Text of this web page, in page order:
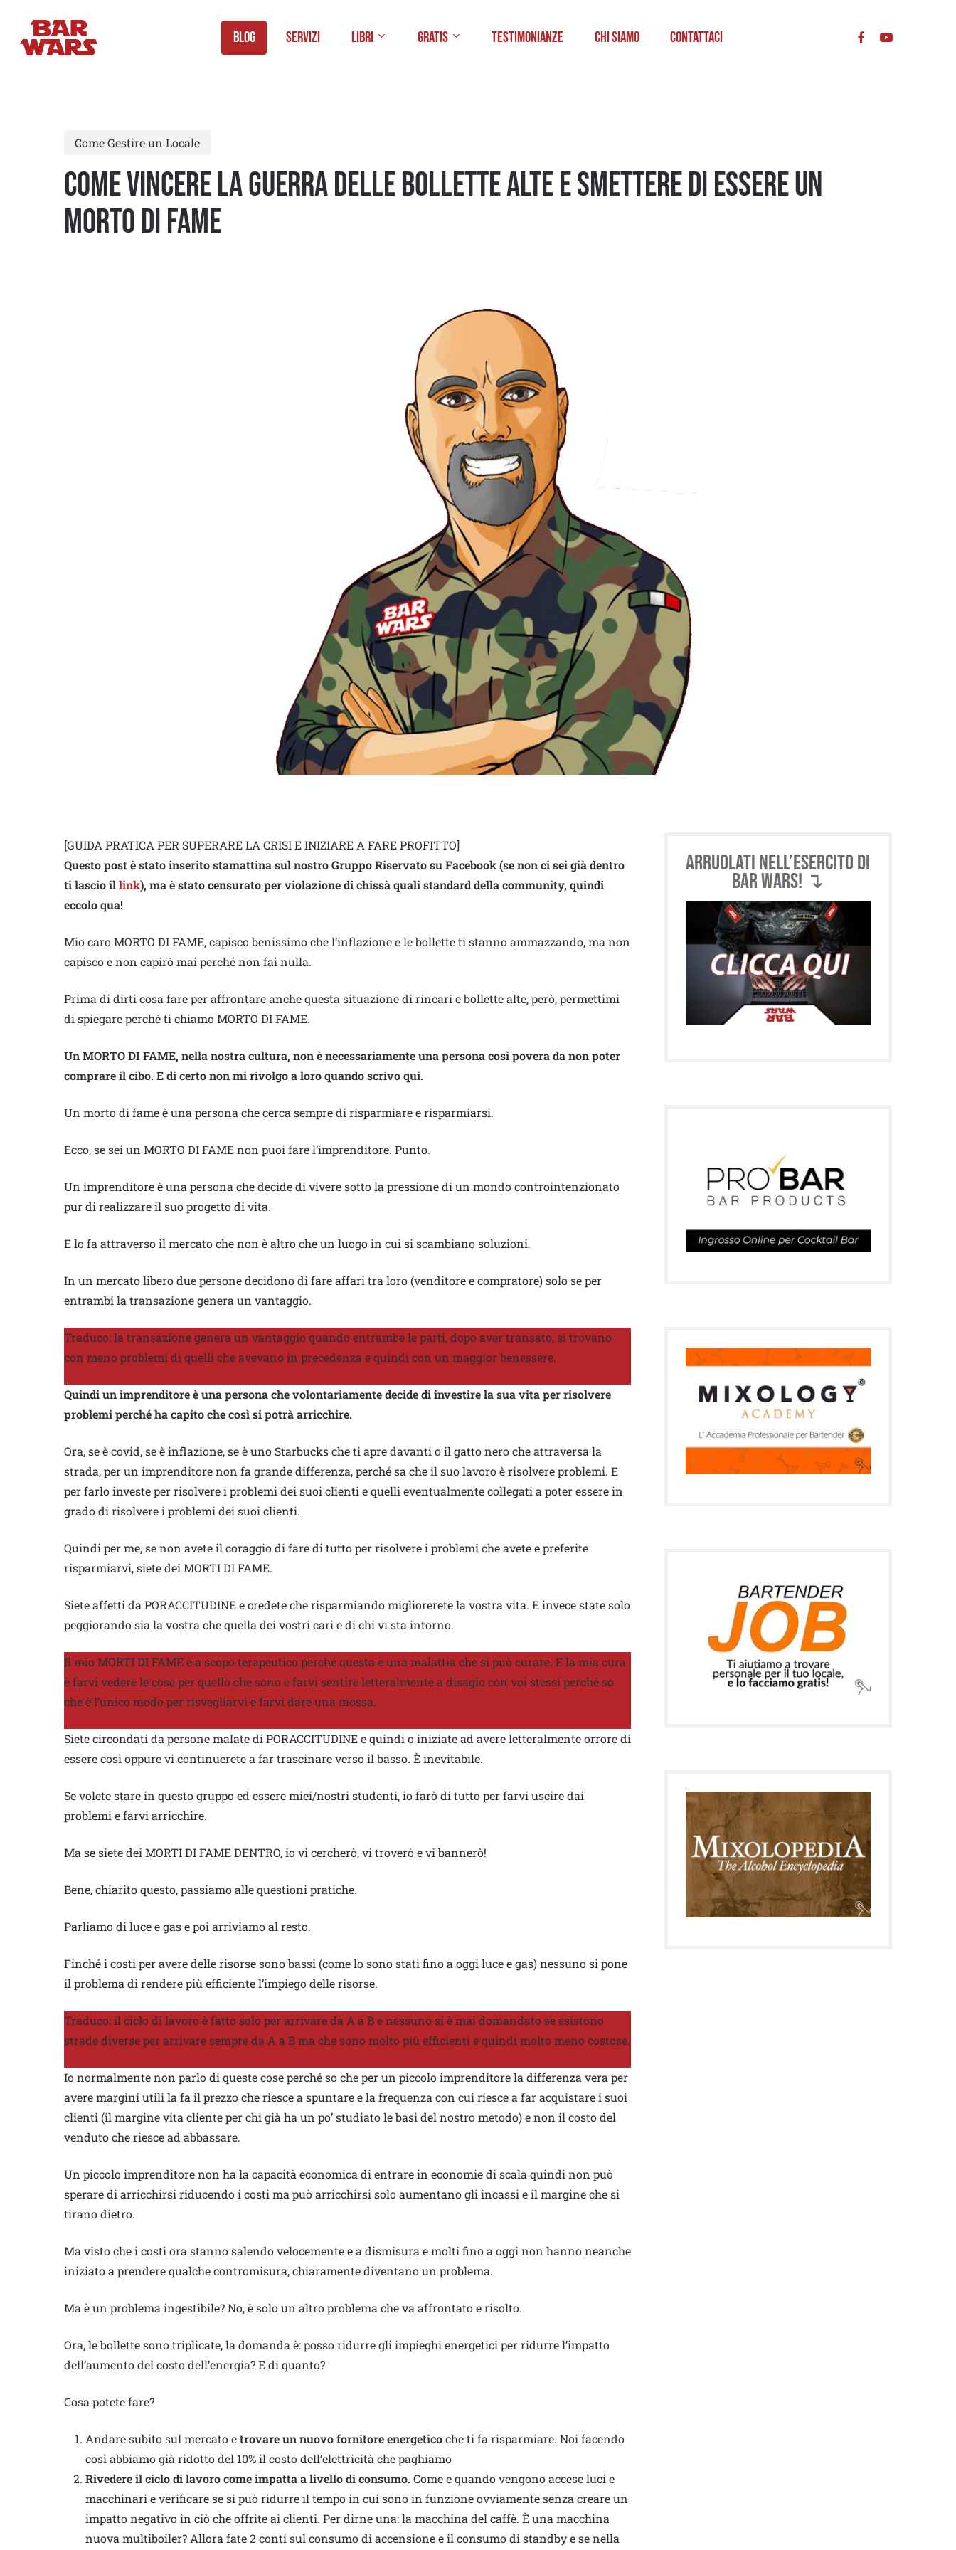
main
Blog Servizi Libri Gratis Testimonianze Chi Siamo Contattaci
Come Gestire un Locale
COME VINCERE LA GUERRA DELLE BOLLETTE ALTE E SMETTERE DI ESSERE UN
MORTO DI FAME
[GUIDA PRATICA PER SUPERARE LA CRISI E INIZIARE A FARE PROFITTO]
Questo post è stato inserito stamattina sul nostro Gruppo Riservato su Facebook (se non ci sei già dentro
ti lascio illink), ma è stato censurato per violazione di chissà quali standard della community, quindi
eccolo qua!
Mio caro MORTO DI FAME, capisco benissimo che l’inflazione e le bollette ti stanno ammazzando, ma non
capisco e non capirò mai perché non fai nulla.
Prima di dirti cosa fare per affrontare anche questa situazione di rincari e bollette alte, però, permettimi
di spiegare perché ti chiamo MORTO DI FAME.
Un MORTO DI FAME, nella nostra cultura, non è necessariamente una persona così povera da non poter
comprare il cibo. E di certo non mi rivolgo a loro quando scrivo qui.
Un morto di fame è una persona che cerca sempre di risparmiare e risparmiarsi.
Ecco, se sei un MORTO DI FAME non puoi fare l’imprenditore. Punto.
Un imprenditore è una persona che decide di vivere sotto la pressione di un mondo controintenzionato
pur di realizzare il suo progetto di vita.
E lo fa attraverso il mercato che non è altro che un luogo in cui si scambiano soluzioni.
In un mercato libero due persone decidono di fare affari tra loro (venditore e compratore) solo se per
entrambi la transazione genera un vantaggio.
Traduco: la transazione genera un vantaggio quando entrambe le parti, dopo aver transato, si trovano
con meno problemi di quelli che avevano in precedenza e quindi con un maggior benessere.
Quindi un imprenditore è una persona che volontariamente decide di investire la sua vita per risolvere
problemi perché ha capito che così si potrà arricchire.
Ora, se è covid, se è inflazione, se è uno Starbucks che ti apre davanti o il gatto nero che attraversa la
strada, per un imprenditore non fa grande differenza, perché sa che il suo lavoro è risolvere problemi. E
per farlo investe per risolvere i problemi dei suoi clienti e quelli eventualmente collegati a poter essere in
grado di risolvere i problemi dei suoi clienti.
Quindi per me, se non avete il coraggio di fare di tutto per risolvere i problemi che avete e preferite
risparmiarvi, siete dei MORTI DI FAME.
Siete affetti da PORACCITUDINE e credete che risparmiando migliorerete la vostra vita. E invece state solo
peggiorando sia la vostra che quella dei vostri cari e di chi vi sta intorno.
Il mio MORTI DI FAME è a scopo terapeutico perché questa è una malattia che si può curare. E la mia cura
è farvi vedere le cose per quello che sono e farvi sentire letteralmente a disagio con voi stessi perché so
che è l’unico modo per risvegliarvi e farvi dare una mossa.
Siete circondati da persone malate di PORACCITUDINE e quindi o iniziate ad avere letteralmente orrore di
essere così oppure vi continuerete a far trascinare verso il basso. È inevitabile.
Se volete stare in questo gruppo ed essere miei/nostri studenti, io farò di tutto per farvi uscire dai
problemi e farvi arricchire.
Ma se siete dei MORTI DI FAME DENTRO, io vi cercherò, vi troverò e vi bannerò!
Bene, chiarito questo, passiamo alle questioni pratiche.
Parliamo di luce e gas e poi arriviamo al resto.
Finché i costi per avere delle risorse sono bassi (come lo sono stati fino a oggi luce e gas) nessuno si pone
il problema di rendere più efficiente l’impiego delle risorse.
Traduco: il ciclo di lavoro è fatto solo per arrivare da A a B e nessuno si è mai domandato se esistono
strade diverse per arrivare sempre da A a B ma che sono molto più efficienti e quindi molto meno costose.
Io normalmente non parlo di queste cose perché so che per un piccolo imprenditore la differenza vera per
avere margini utili la fa il prezzo che riesce a spuntare e la frequenza con cui riesce a far acquistare i suoi
clienti (il margine vita cliente per chi già ha un po’ studiato le basi del nostro metodo) e non il costo del
venduto che riesce ad abbassare.
Un piccolo imprenditore non ha la capacità economica di entrare in economie di scala quindi non può
sperare di arricchirsi riducendo i costi ma può arricchirsi solo aumentano gli incassi e il margine che si
tirano dietro.
Ma visto che i costi ora stanno salendo velocemente e a dismisura e molti fino a oggi non hanno neanche
iniziato a prendere qualche contromisura, chiaramente diventano un problema.
Ma è un problema ingestibile? No, è solo un altro problema che va affrontato e risolto.
Ora, le bollette sono triplicate, la domanda è: posso ridurre gli impieghi energetici per ridurre l’impatto
dell’aumento del costo dell’energia? E di quanto?
Cosa potete fare?
Andare subito sul mercato etrovare un nuovo fornitore energeticoche ti fa risparmiare. Noi facendo
così abbiamo già ridotto del 10% il costo dell’elettricità che paghiamo
Rivedere il ciclo di lavoro come impatta a livello di consumo.Come e quando vengono accese luci e
macchinari e verificare se si può ridurre il tempo in cui sono in funzione ovviamente senza creare un
impatto negativo in ciò che offrite ai clienti. Per dirne una: la macchina del caffè. È una macchina
nuova multiboiler? Allora fate 2 conti sul consumo di accensione e il consumo di standby e se nella
Arruolati nell’esercito di
BAR WARS! ↴